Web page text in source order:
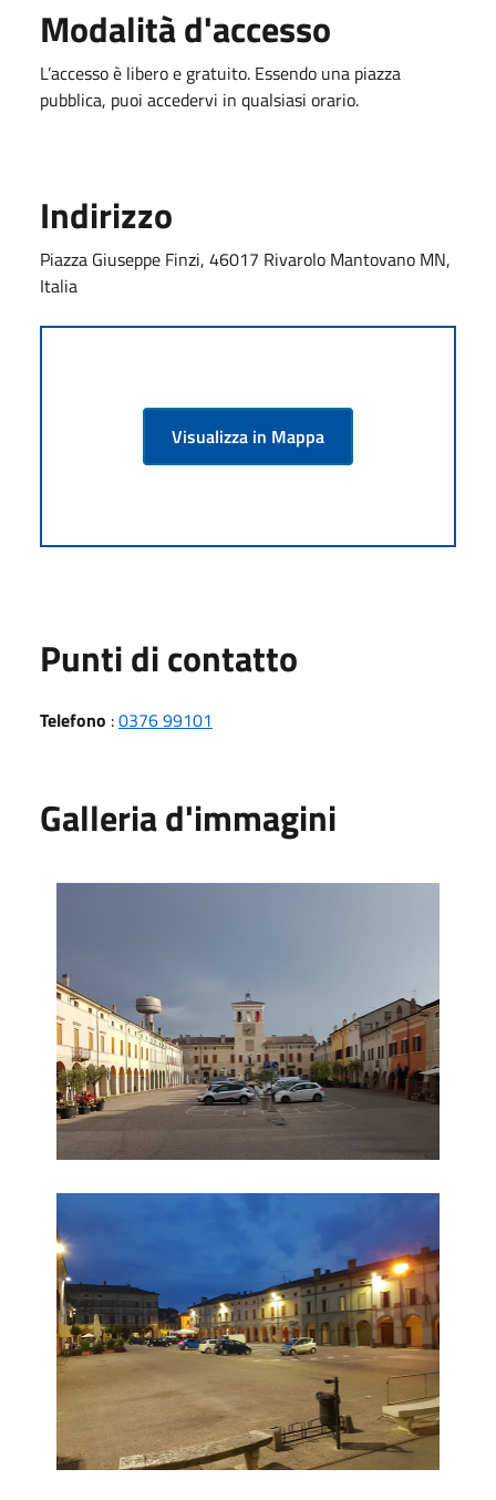
Modalità d'accesso
L’accesso è libero e gratuito. Essendo una piazza
pubblica, puoi accedervi in qualsiasi orario.
Indirizzo
Piazza Giuseppe Finzi, 46017 Rivarolo Mantovano MN,
Italia
Visualizza in Mappa
Punti di contatto
Telefono :0376 99101
Galleria d'immagini